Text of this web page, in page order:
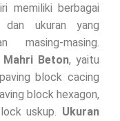
memiliki berbagai
ukuran yang
masing-masing.
Beton, yaitu
block cacing
block hexagon,
uskup. Ukuran